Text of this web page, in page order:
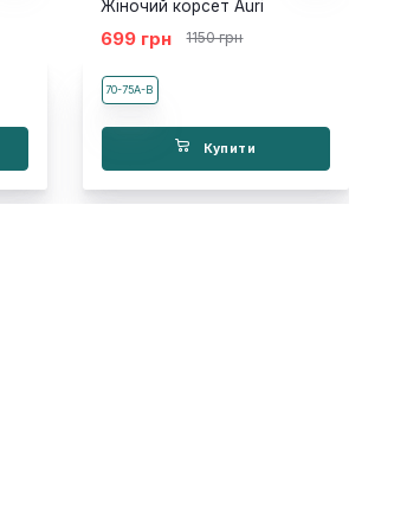
Жіночий корсет Auri
699 грн 1150 грн
70-75A-B
Купити